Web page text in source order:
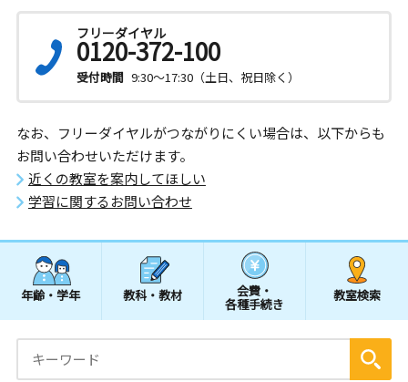
フリーダイヤル
0120-372-100
受付時間 9:30～17:30（土日、祝日除く）
なお、フリーダイヤルがつながりにくい場合は、以下からも
お問い合わせいただけます。
近くの教室を案内してほしい
学習に関するお問い合わせ
年齢・学年 教科・教材 会費・
各種手続き
教室検索